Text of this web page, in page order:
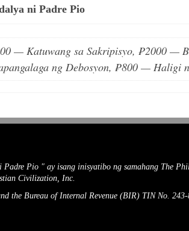
ni Padre Pio
— Katuwang sa Sakripisyo, ₱2000 —
ng Debosyon, ₱800 — Haligi
Pio " ay isang inisyatibo ng samahang The
Civilization, Inc.
the Bureau of Internal Revenue (BIR) TIN No.